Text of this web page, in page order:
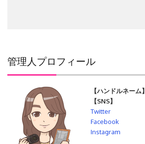
管理人プロフィール
【ハンドルネーム】
【SNS】
Twitter
Facebook
Instagram